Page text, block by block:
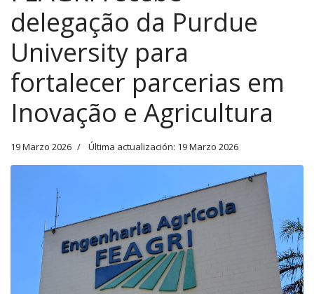
delegação da Purdue
University para
fortalecer parcerias em
Inovação e Agricultura
19 Marzo 2026 Última actualización: 19 Marzo 2026